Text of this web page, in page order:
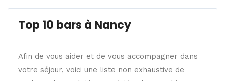
Top 10 bars à Nancy
Afin de vous aider et de vous accompagner dans
votre séjour, voici une liste non exhaustive de